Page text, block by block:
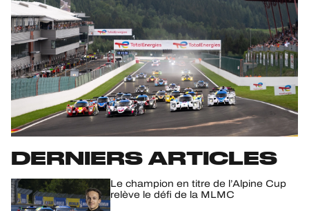
CLASSEMENTS
RÉSULTATS
PARTICIPANTS
BILLETTERIE
DERNIERS ARTICLES
Le champion en titre de l’Alpine Cup
relève le défi de la MLMC